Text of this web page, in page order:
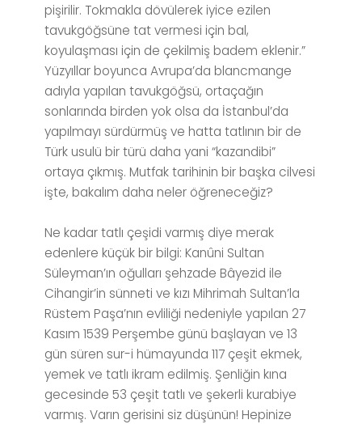
pişirilir. Tokmakla dövülerek iyice ezilen
tavukgöğsüne tat vermesi için bal,
koyulaşması için de çekilmiş badem eklenir.”
Yüzyıllar boyunca Avrupa’da blancmange
adıyla yapılan tavukgöğsü, ortaçağın
sonlarında birden yok olsa da İstanbul’da
yapılmayı sürdürmüş ve hatta tatlının bir de
Türk usulü bir türü daha yani “kazandibi”
ortaya çıkmış. Mutfak tarihinin bir başka cilvesi
işte, bakalım daha neler öğreneceğiz?
Ne kadar tatlı çeşidi varmış diye merak
edenlere küçük bir bilgi: Kanûni Sultan
Süleyman’ın oğulları şehzade Bâyezid ile
Cihangir’in sünneti ve kızı Mihrimah Sultan’la
Rüstem Paşa’nın evliliği nedeniyle yapılan 27
Kasım 1539 Perşembe günü başlayan ve 13
gün süren sur-i hümayunda 117 çeşit ekmek,
yemek ve tatlı ikram edilmiş. Şenliğin kına
gecesinde 53 çeşit tatlı ve şekerli kurabiye
varmış. Varın gerisini siz düşünün! Hepinize